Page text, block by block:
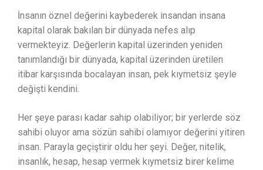
İnsanın öznel değerini kaybederek insandan insana
kapital olarak bakılan bir dünyada nefes alıp
vermekteyiz. Değerlerin kapital üzerinden yeniden
tanımlandığı bir dünyada, kapital üzerinden üretilen
itibar karşısında bocalayan insan, pek kıymetsiz şeyle
değişti kendini.
Her şeye parası kadar sahip olabiliyor; bir yerlerde söz
sahibi oluyor ama sözün sahibi olamıyor değerini yitiren
insan. Parayla geçiştirir oldu her şeyi. Değer, nitelik,
insanlık, hesap, hesap vermek kıymetsiz birer kelime